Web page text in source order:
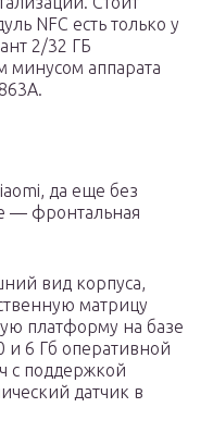
NFC есть только у
2/32 ГБ
минусом аппарата
да еще без
— фронтальная
вид корпуса,
матрицу
платформу на базе
и 6 Гб оперативной
с поддержкой
датчик в